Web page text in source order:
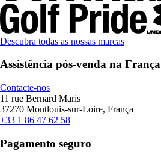
Descubra todas as nossas marcas
Assistência pós-venda na França
Contacte-nos
11 rue Bernard Maris
37270 Montlouis-sur-Loire, França
+33 1 86 47 62 58
Pagamento seguro